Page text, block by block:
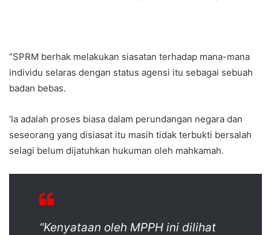
“SPRM berhak melakukan siasatan terhadap mana-mana
individu selaras dengan status agensi itu sebagai sebuah
badan bebas.
‘Ia adalah proses biasa dalam perundangan negara dan
seseorang yang disiasat itu masih tidak terbukti bersalah
selagi belum dijatuhkan hukuman oleh mahkamah.
“Kenyataan oleh MPPH ini dilihat